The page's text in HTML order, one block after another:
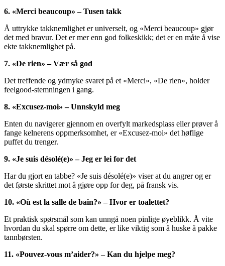
6. «Merci beaucoup» – Tusen takk
Å uttrykke takknemlighet er universelt, og «Merci beaucoup» gjør
det med bravur. Det er mer enn god folkeskikk; det er en måte å vise
ekte takknemlighet på.
7. «De rien» – Vær så god
Det treffende og ydmyke svaret på et «Merci», «De rien», holder
feelgood-stemningen i gang.
8. «Excusez-moi» – Unnskyld meg
Enten du navigerer gjennom en overfylt markedsplass eller prøver å
fange kelnerens oppmerksomhet, er «Excusez-moi» det høflige
puffet du trenger.
9. «Je suis désolé(e)» – Jeg er lei for det
Har du gjort en tabbe? «Je suis désolé(e)» viser at du angrer og er
det første skrittet mot å gjøre opp for deg, på fransk vis.
10. «Où est la salle de bain?» – Hvor er toalettet?
Et praktisk spørsmål som kan unngå noen pinlige øyeblikk. Å vite
hvordan du skal spørre om dette, er like viktig som å huske å pakke
tannbørsten.
11. «Pouvez-vous m’aider?» – Kan du hjelpe meg?